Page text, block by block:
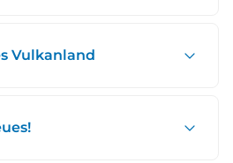
Vulkanland